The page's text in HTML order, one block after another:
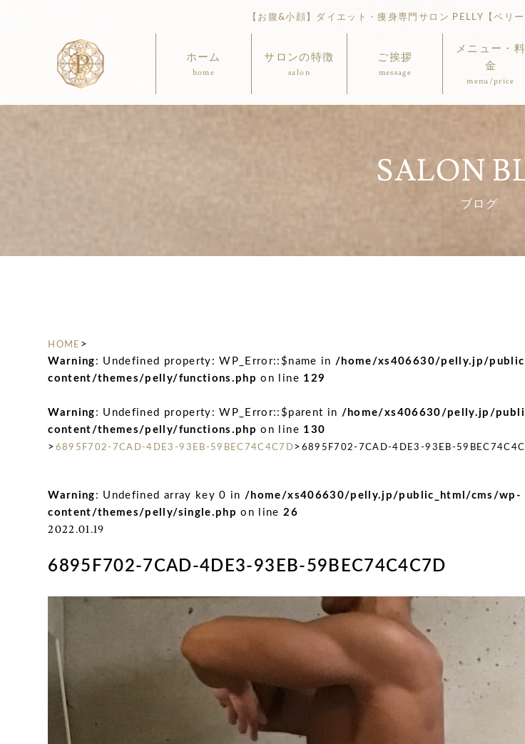
【お腹&小顔】ダイエット・痩身専門サロン PELLY【ペリ
ホーム
home
サロンの特徴
salon
ご挨拶
message
メニュー・料
金
menu/price
SALON
ブログ
HOME >
Warning : Undefined property: WP_Error::$name in /home/xs406630/pelly.jp/
content/themes/pelly/functions.php on line 129
Warning : Undefined property: WP_Error::$parent in /home/xs406630/pelly.jp/
content/themes/pelly/functions.php on line 130
> 6895F702-7CAD-4DE3-93EB-59BEC74C4C7D> 6895F702-7CAD-4DE3-93EB-
Warning : Undefined array key 0 in /home/xs406630/pelly.jp/public_html/cms/wp-
content/themes/pelly/single.php on line26
2022.01.19
6895F702-7CAD-4DE3-93EB-59BEC74C4C7D